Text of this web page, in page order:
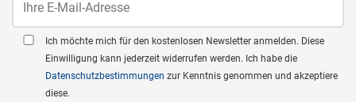
Ich möchte mich für den kostenlosen Newsletter anmelden. Diese
Einwilligung kann jederzeit widerrufen werden. Ich habe die
Datenschutzbestimmungen zur Kenntnis genommen und akzeptiere
diese.